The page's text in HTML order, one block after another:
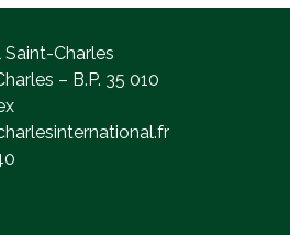
Saint-Charles
– B.P. 35 010